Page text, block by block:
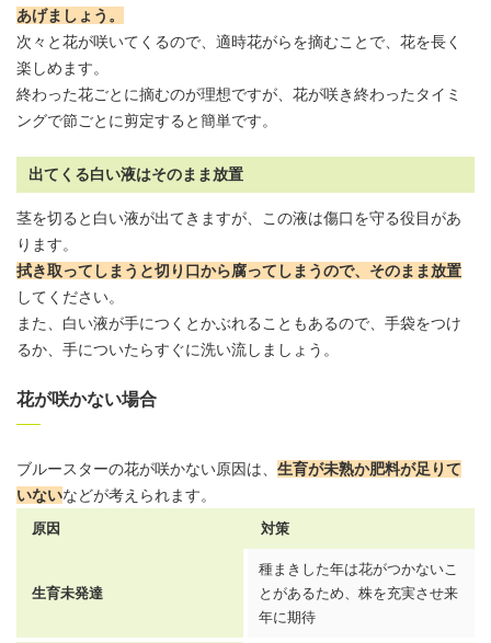
あげましょう 。
次々と花が咲いてくるので、適時花がらを摘むことで、花を長く
楽しめます。
終わった花ごとに摘むのが理想ですが、花が咲き終わったタイミ
ングで節ごとに剪定すると簡単です。
出てくる白い液はそのまま放置
茎を切ると白い液が出てきますが、この液は傷口を守る役目があ
ります。
拭き取ってしまうと切り口から腐ってしまうので、そのまま放置
してください。
また、白い液が手につくとかぶれることもあるので、手袋をつけ
るか、手についたらすぐに洗い流しましょう。
花が咲かない場合
ブルースターの花が咲かない原因は、 生育が未熟か肥料が足りて
いないなどが考えられます。
原因 対策
生育未発達
種まきした年は花がつかないこ
とがあるため、株を充実させ来
年に期待